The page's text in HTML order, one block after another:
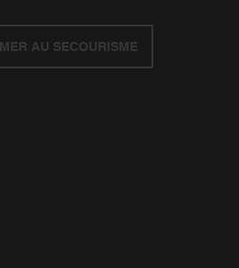
AU SECOURISME